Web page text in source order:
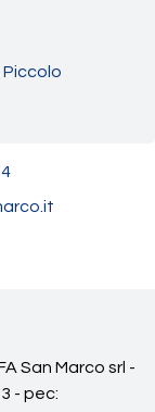
Piccolo
San Marco srl -
- pec: